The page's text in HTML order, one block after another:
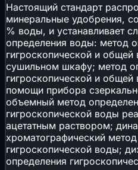
Настоящий стандарт
минеральные удобрения,
% воды, и устанавливает
определения воды: метод
гигроскопической и
сушильном шкафу; метод
гигроскопической и
помощи прибора
объемный метод
гигроскопической воды
ацетатным раствором;
хроматографический
гигроскопической воды;
определения